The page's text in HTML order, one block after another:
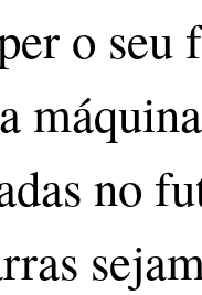
o seu
no